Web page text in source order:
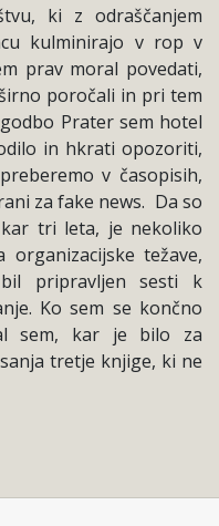
ki z odraščanjem
kulminirajo v rop v
prav moral povedati,
poročali in pri tem
Prater sem hotel
in hkrati opozoriti,
v časopisih,
za fake news. Da so
tri leta, je nekoliko
težave,
pripravljen sesti k
Ko sem se končno
sem, kar je bilo za
tretje knjige, ki ne